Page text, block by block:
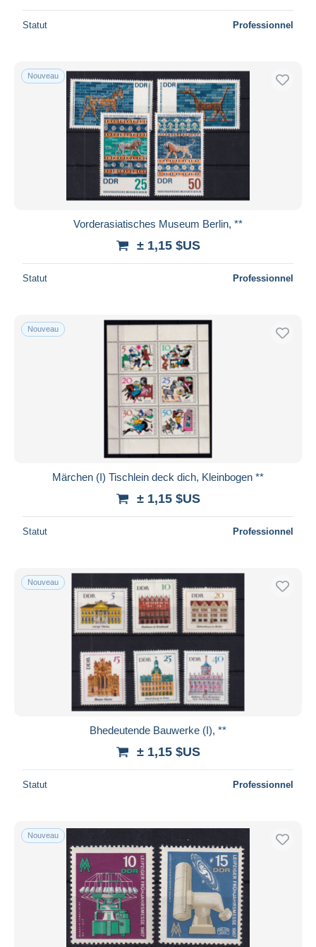
Statut Professionnel
Nouveau
Vorderasiatisches Museum Berlin, **
± 1,15 $US
Statut Professionnel
Nouveau
Märchen (I) Tischlein deck dich, Kleinbogen **
± 1,15 $US
Statut Professionnel
Nouveau
Bhedeutende Bauwerke (I), **
± 1,15 $US
Statut Professionnel
Nouveau